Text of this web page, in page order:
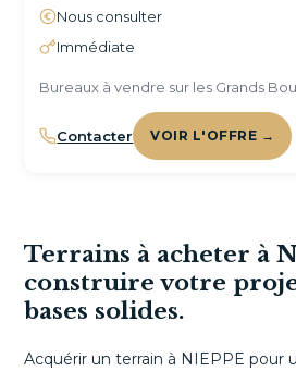
Nous consulter
Immédiate
Bureaux à vendre sur les Grands
Contacter VOIR L'OFFRE →
Terrains à acheter à
construire votre
bases solides.
Acquérir un terrain à NIEPPE pour